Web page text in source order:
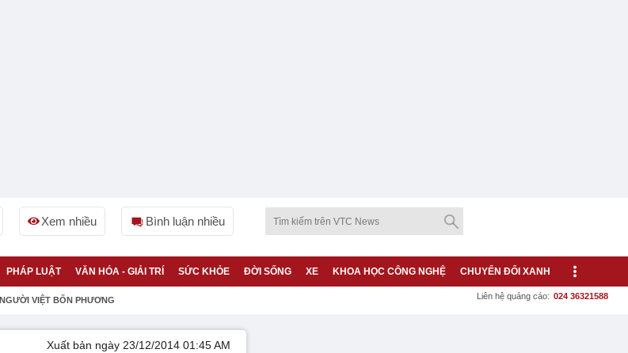
Xem nhiều Bình luận nhiều
PHÁP LUẬT VĂN HÓA - GIẢI TRÍ SỨC KHỎE ĐỜI SỐNG XE KHOA HỌC CÔNG NGHỆ CHUYỂN ĐỔI XANH
NGƯỜI VIỆT BỐN PHƯƠNG Liên hệ quảng cáo: 024 36321588
Xuất bản ngày 23/12/2014 01:45 AM